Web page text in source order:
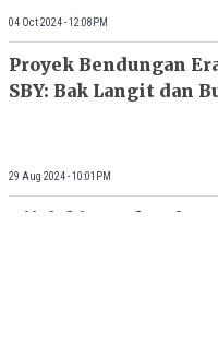
04 Oct 2024 - 12:08PM
Proyek Bendungan
SBY: Bak Langit dan
29 Aug 2024 - 10:01PM
Dijuluki Bapak